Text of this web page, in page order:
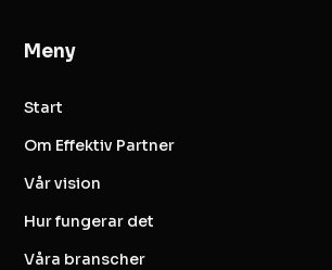
Meny
Start
Om Effektiv Partner
Vår vision
Hur fungerar det
Våra branscher